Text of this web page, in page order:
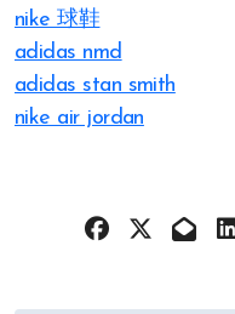
nike 球鞋
adidas nmd
adidas stan smith
nike air jordan